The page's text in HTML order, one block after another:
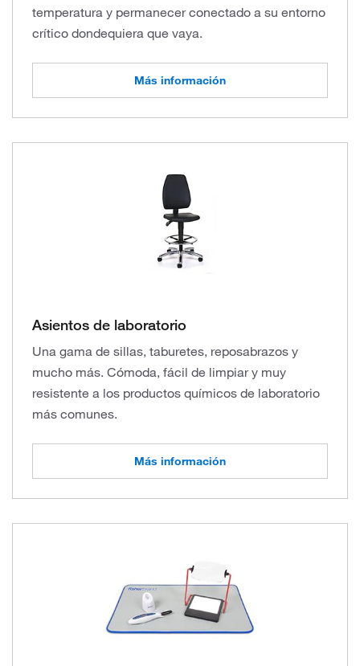
temperatura y permanecer conectado a su entorno
crítico dondequiera que vaya.
Más información
Asientos de laboratorio
Una gama de sillas, taburetes, reposabrazos y
mucho más. Cómoda, fácil de limpiar y muy
resistente a los productos químicos de laboratorio
más comunes.
Más información